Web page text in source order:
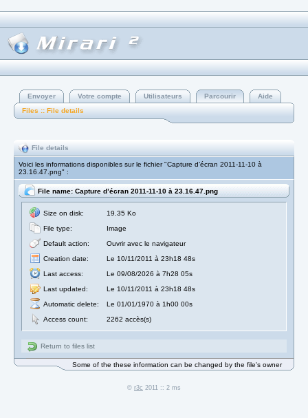
Envoyer Votre compte Utilisateurs Parcourir
Aide
Files :: File details
File details
Voici les informations disponibles sur le fichier "Capture d’écran 2011-11-10 à
23.16.47.png" :
File name: Capture d’écran 2011-11-10 à 23.16.47.png
Size on disk:
19.35 Ko
File type:
Image
Default action:
Ouvrir avec le navigateur
Creation date:
Le 10/11/2011 à 23h18 48s
Last access:
Le 09/08/2026 à 7h28 05s
Last updated:
Le 10/11/2011 à 23h18 48s
Automatic delete:
Le 01/01/1970 à 1h00 00s
Access count:
2262 accès(s)
Return to files list
Some of the these information can be changed by the file's owner
© r3c 2011 :: 2 ms